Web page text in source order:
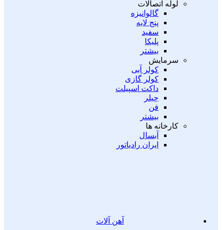
لوله اتصالات
گالوانیزه
پنج لایه
سفید
پلیکا
بیشتر
سرمایش
کولر آبی
کولر گازی
داکت اسپیلت
چیلر
فن
بیشتر
کارخانه ها
آبسال
ایران رادیاتور
آهن آلات